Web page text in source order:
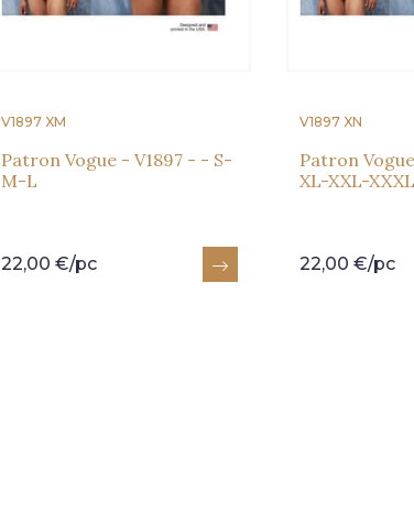
V1897 XM
Patron Vogue - V1897 - - S-
M-L
22,00 €/pc
V1897 XN
Patron
XL-XXL-XXXL
22,00 €/pc